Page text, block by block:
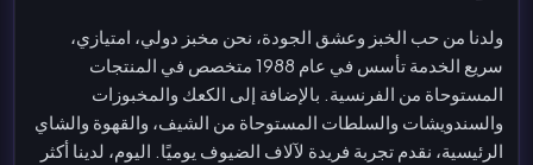
ولدنا من حب الخبز وعشق الجودة، نحن مخبز دولي، امتيازي،
سريع الخدمة تأسس في عام 1988 متخصص في المنتجات
المستوحاة من الفرنسية. بالإضافة إلى الكعك والمخبوزات
والسندويشات والسلطات المستوحاة من الشيف، والقهوة والشاي
الرئيسية، نقدم تجربة فريدة لآلاف الضيوف يوميًا. اليوم، لدينا أكثر